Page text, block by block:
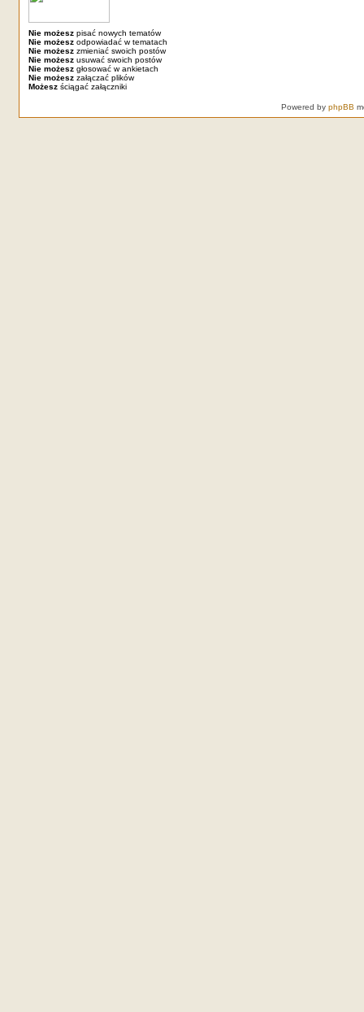
Nie możeszpisać nowych tematów
Nie możeszodpowiadać w tematach
Nie możeszzmieniać swoich postów
Nie możeszusuwać swoich postów
Nie możeszgłosować w ankietach
Nie możeszzałączać plików
Możeszściągać załączniki
Powered by phpBB